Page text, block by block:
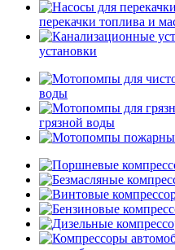
перекачки топлива и
установки
воды
грязной воды